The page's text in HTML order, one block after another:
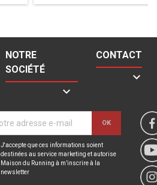
NOTRE
SOCIÉTÉ

CONTACT

J'accepte que ces informations soient
destinées au service marketing et autorise
Maison du Running à m’inscrire à la
newsletter